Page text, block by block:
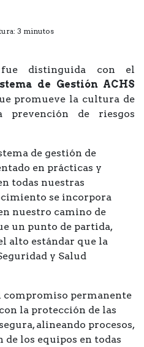
3 minutos
fue distinguida con el
de Gestión ACHS
promueve la cultura de
de riesgos
de gestión de
en prácticas y
todas nuestras
se incorpora
nuestro camino de
un punto de partida,
alto estándar que la
y Salud
permanente
la protección de las
alineando procesos,
los equipos en todas